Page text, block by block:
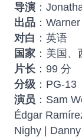
导演 ：
出品 ：
对白 ：英语
国家 ：美国
片长 ：99 分
分级 ：PG-13
演员 ：Sam
Édgar
Nighy |